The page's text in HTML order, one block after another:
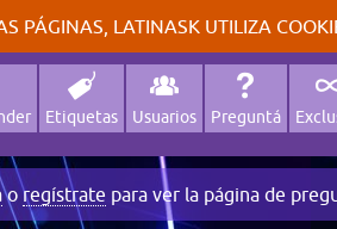
PÁGINAS, LATINASK UTILIZA
Etiquetas Usuarios Preguntá
oregístrate para ver la página de